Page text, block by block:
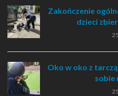
Zakończenie
dzieci
Oko w oko z
sobie